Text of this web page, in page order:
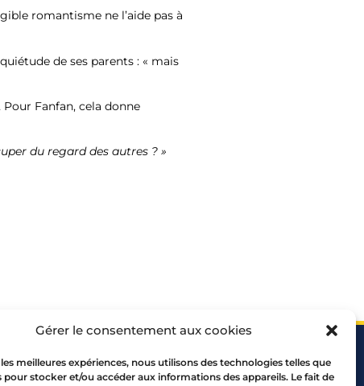
Gérer le consentement aux cookies
meilleures expériences, nous utilisons des technologies telles que
pour stocker et/ou accéder aux informations des appareils. Le fait de
romantisme ne l’aide pas à
de ses parents : « mais
Fanfan, cela donne
du regard des autres ? »